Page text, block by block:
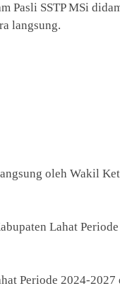
Pasli SSTP MSi
langsung.
oleh Wakil
Lahat
Periode 2024-2027